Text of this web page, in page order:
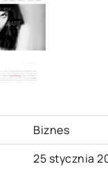
Biznes
25 stycznia